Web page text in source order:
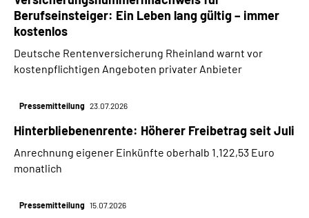
Berufseinsteiger: Ein Leben lang gültig – immer
kostenlos
Deutsche Rentenversicherung Rheinland warnt vor
kostenpflichtigen Angeboten privater Anbieter
Pressemitteilung 23.07.2026
Hinterbliebenenrente: Höherer Freibetrag seit Juli
Anrechnung eigener Einkünfte oberhalb 1.122,53 Euro
monatlich
Pressemitteilung 15.07.2026